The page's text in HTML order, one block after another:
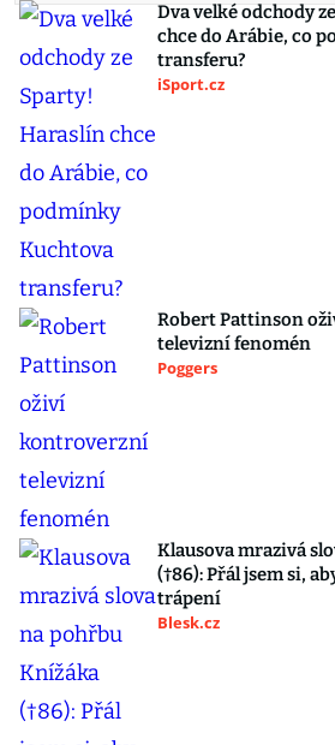
Dva velké odchody
chce do Arábie, co
transferu?
iSport.cz
Robert Pattinson
televizní fenomén
Poggers
Klausova mrazivá
(†86): Přál jsem si,
trápení
Blesk.cz